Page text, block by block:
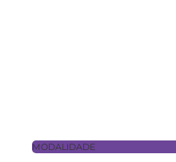
MODALIDADE